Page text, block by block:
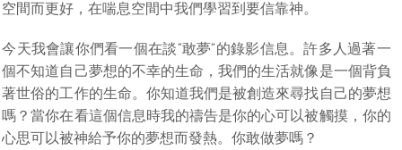
空間而更好，在喘息空間中我們學習到要信靠神。
今天我會讓你們看一個在談“敢夢”的錄影信息。許多人過著一
個不知道自己夢想的不幸的生命，我們的生活就像是一個背負
著世俗的工作的生命。你知道我們是被創造來尋找自己的夢想
嗎？當你在看這個信息時我的禱告是你的心可以被觸摸，你的
心思可以被神給予你的夢想而發熱。你敢做夢嗎？